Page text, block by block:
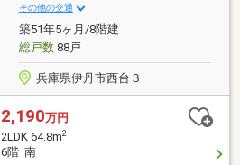
その他の交通
築51年5ヶ月/8階建
総戸数88戸
兵庫県伊丹市西台３
2,190万円
2LDK 64.8m2
6階 南